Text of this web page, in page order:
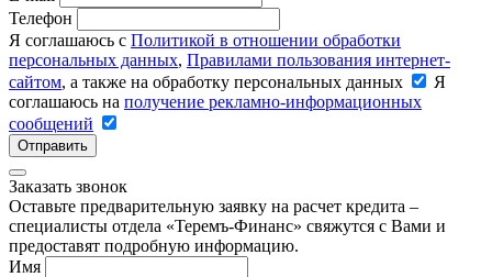
Телефон
Я соглашаюсь с Политикой в отношении обработки
персональных данных, Правилами пользования интернет-
сайтом, а также на обработку персональных данных
Я
соглашаюсь на получение рекламно-информационных
сообщений
Отправить
Заказать звонок
Оставьте предварительную заявку на расчет кредита –
специалисты отдела «Теремъ-Финанс» свяжутся с Вами и
предоставят подробную информацию.
Имя